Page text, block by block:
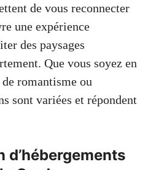
de vous reconnecter
une expérience
des paysages
Que vous soyez en
romantisme ou
sont variées et répondent
d’hébergements